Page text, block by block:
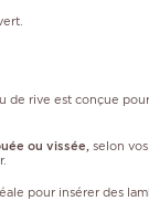
de rive est conçue
ou vissée, selon
pour insérer des